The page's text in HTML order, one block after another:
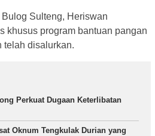
Sulteng, Heriswan
khusus program bantuan pangan
telah disalurkan.
Perkuat Dugaan Keterlibatan
Oknum Tengkulak Durian yang